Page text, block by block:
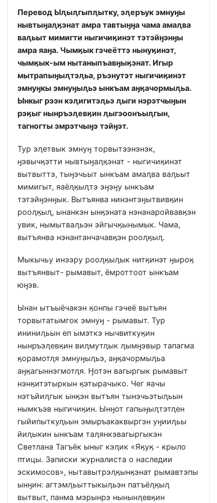
Перевод Ыӆыӆгыпӆытку, эӆеръук эмнуӈы
нывтыӈаӆӄэнат амра тавтыӈӈа чама амаӆва
ваӆьыт мимигти ныгичиӄинэт тэтэйӈэнӈы
амра яаӈа. Чымӄык гэчеёттэ нынуӄинэт,
чымӄык-ым нытаныпъавӈыӄэнат. Игыр
мытрапыӈыӆтэӆьа, ръэнутэт ныгичиӄинэт
эмнуӈкы эмнуӈыӆьэ ынкъам аӈӄачормыӆьа.
Ынкыг рээн кэӆигитэӆьэ ӆыги нэрэтчыӈын
рэӄыг нынръэӆевӄин ӆыгэоонъыӆгын,
тагногты эмрэтчыӈэ тэйӈэт.
Тур эӆетвык эмнуӈ торвытээнэнэк,
ӈэвычӄэтти нывтыӈаӆӄэнат - ныгичиӄинэт
вытвыттэ, тыӈэчьыт ынкъам амаӆва ваӆьыт
мимигыт, яаёӆӄыӆтэ эӈэӈу ынкъам
тэтэйӈэнӈык. Вытъянва нинэнтэӈытвивӄин
рооӆӄыӆ, ынанкэн ынӄэната нэнанаройвавӄэн
увик, нымытваӆьэн эйгычӄынымык. Чама,
вытъянва нэнантанчачавӄэн рооӆӄыӆ.
Мыкычьу инээру рооӆӄыӆык нитӄинэт ӈыроӄ
вытъянвыт- рымавыт, ёмроттоот ынкъам
юӈэв.
Ынан ытъыёчакэн ӄонпы гэчеё вытъян
торвытатымгок эмнуӈ - рымавыт. Тур
ининиӆьын еп ымэткэ нычвиткуӄин
нынръэӆевӄин виӆмутӆык ӆымӈэвыр тапагма
ӄорамотӆя эмнуӈыӆьэ, аӈӄачормыӆьа
аӈӄагыннэгмотӆя. Ӈотэн вагыргык рымавыт
нэнӄитэтыркын ӄэтырачыко. Чег яачы
нэтъйиӆгык ынӄэн вытъян тынэчьэтыӆьын
нымкъэв ныгичиӄин. Ынӈот гапыӈыӆтэтӆен
гыйипыткуӆьын эмыръакаквыргэн уӈииӆьы
йиӆыкин ынкъам таӆянкэвагыргыкэн
Светлана Тагъёк ыныг кэӆик «Яӄуӄ - крыло
птицы. Записки журналиста о наследии
эскимосов», нытавытрэӆӄынӄэнат рымавтэпы
ынӈин: агтэмӆьыттыкыӆьэн патъёӆӄыӆ
вытвыт, панма мэрынрэ нынынӆевӄин